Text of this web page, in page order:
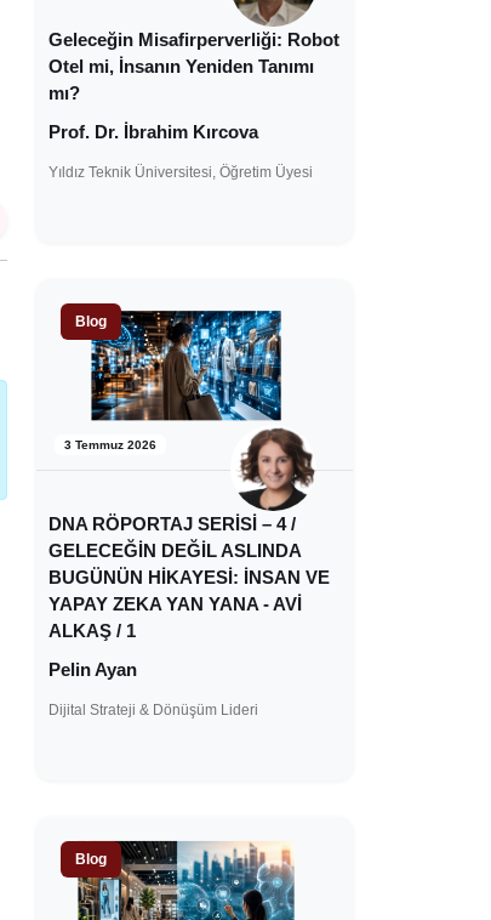
Geleceğin Misafirperverliği: Robot
Otel mi, İnsanın Yeniden Tanımı
mı?
Prof. Dr. İbrahim Kırcova
Yıldız Teknik Üniversitesi, Öğretim Üyesi
Blog
3 Temmuz 2026
DNA RÖPORTAJ SERİSİ – 4 /
GELECEĞİN DEĞİL ASLINDA
BUGÜNÜN HİKAYESİ: İNSAN VE
YAPAY ZEKA YAN YANA - AVİ
ALKAŞ / 1
Pelin Ayan
Dijital Strateji & Dönüşüm Lideri
Blog